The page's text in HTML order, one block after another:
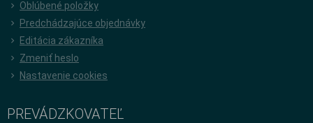
Oblúbené položky
Predchádzajúce objednávky
Editácia zákazníka
Zmeniť heslo
Nastavenie cookies
PREVÁDZKOVATEĽ